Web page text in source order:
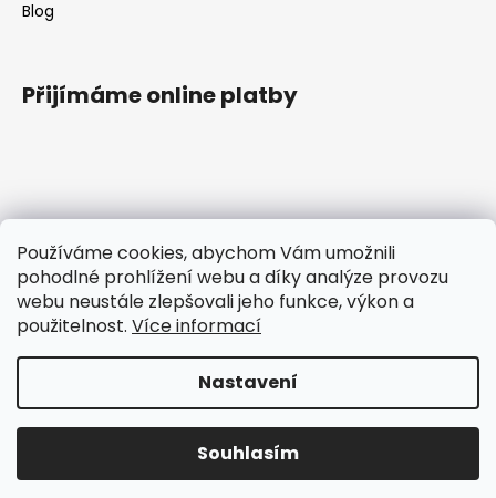
Používáme cookies, abychom Vám umožnili
pohodlné prohlížení webu a díky analýze provozu
webu neustále zlepšovali jeho funkce, výkon a
použitelnost. Více informací
Nastavení
Souhlasím
Blog
Přijímáme online platby
tomas@ttcokolada.cz
+420 732675920
Čokoládové nářadí
ttcoko
TTcokolada. Všechna práva vyhrazena.